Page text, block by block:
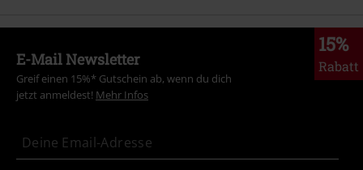
15%
Rabatt
E-Mail Newsletter
Greif einen 15%* Gutschein ab, wenn du dich
jetzt anmeldest! Mehr Infos